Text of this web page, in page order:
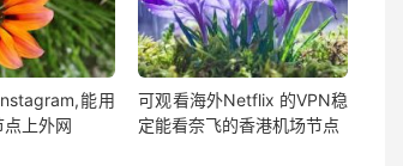
能用
上外网
可观看海外Netflix 的VPN稳
定能看奈飞的香港机场节点